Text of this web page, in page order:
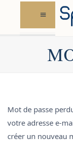
content
Mot de passe
votre adresse e-
créer un nouveau